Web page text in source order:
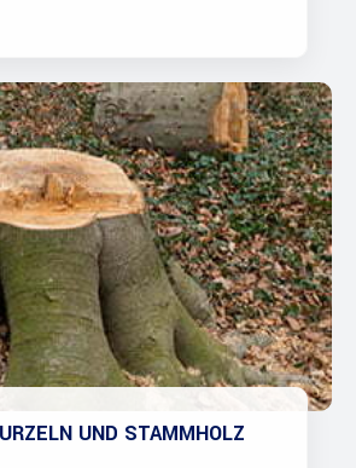
UND STAMMHOLZ